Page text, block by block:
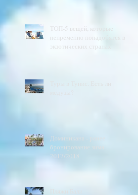
ТОП-5 вещей, которые
непременно понадобятся в
экзотических странах
Доминикана - ранее
бронирование зима
2017/2018